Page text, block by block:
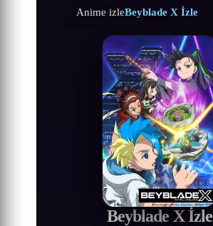
Anime izleBeyblade X İzle
Beyblade X İzle